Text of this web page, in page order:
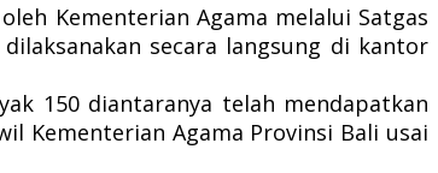
Kementerian Agama melalui Satgas
secara langsung di kantor
150 diantaranya telah mendapatkan
Kementerian Agama Provinsi Bali usai